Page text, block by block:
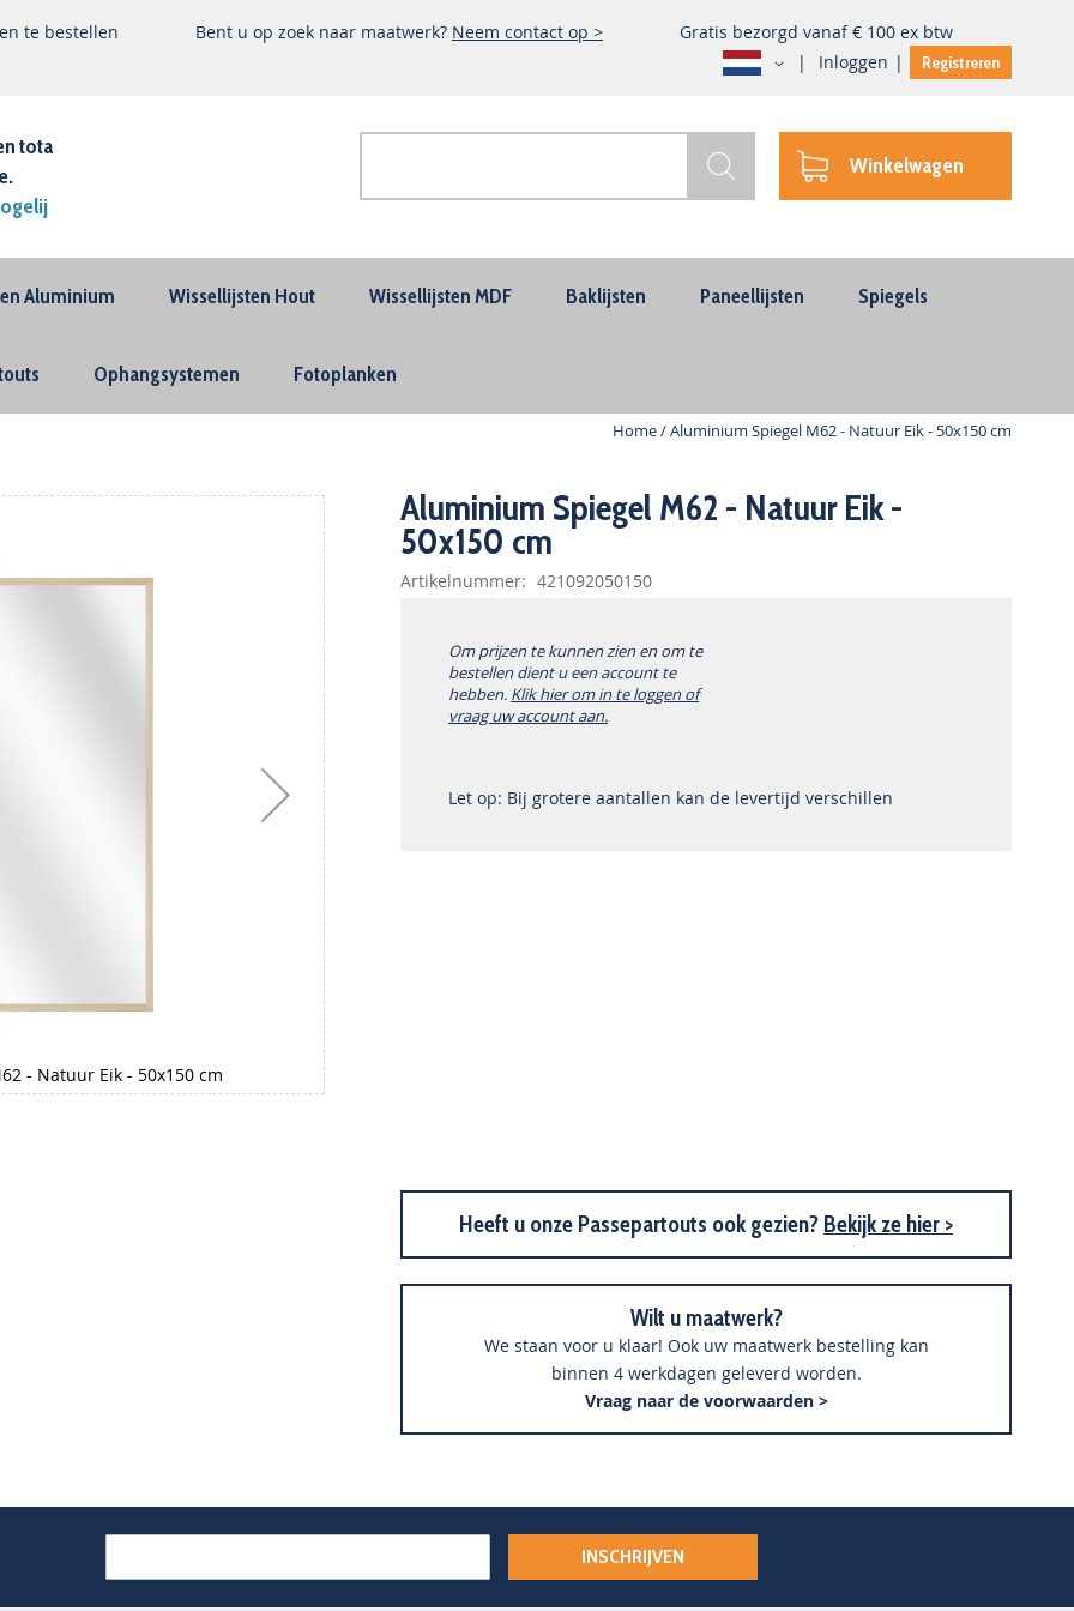
te bestellen Bent u op zoek naar maatwerk? Neem contact op >
Gratis bezorgd vanaf € 100 ex btw
Inloggen
Registreren
Taal
tota
Winkelwagen
Aluminium Wissellijsten Hout Wissellijsten MDF Baklijsten Paneellijsten Spiegels
Ophangsystemen Fotoplanken
Home Aluminium Spiegel M62 - Natuur Eik - 50x150 cm
Aluminium Spiegel M62 - Natuur Eik -
50x150 cm
Artikelnummer 421092050150
Om prijzen te kunnen zien en om te
bestellen dient u een account te
hebben. Klik hier om in te loggen of
vraag uw account aan.
Let op: Bij grotere aantallen kan de levertijd verschillen
- Natuur Eik - 50x150 cm
Heeft u onze Passepartouts ook gezien? Bekijk ze hier >
Wilt u maatwerk?
We staan voor u klaar! Ook uw maatwerk bestelling kan
binnen 4 werkdagen geleverd worden.
Vraag naar de voorwaarden >
INSCHRIJVEN